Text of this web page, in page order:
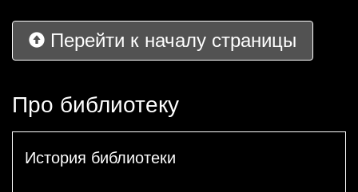
Перейти к началу страницы
Про библиотеку
История библиотеки